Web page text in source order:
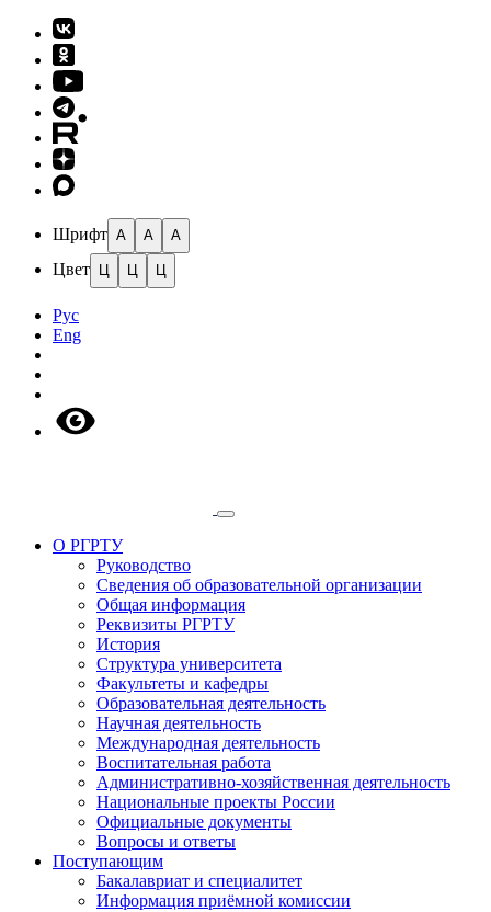
Шрифт A A A
Цвет Ц Ц Ц
Рус
Eng
О РГРТУ
Руководство
Сведения об образовательной организации
Общая информация
Реквизиты РГРТУ
История
Структура университета
Факультеты и кафедры
Образовательная деятельность
Научная деятельность
Международная деятельность
Воспитательная работа
Административно-хозяйственная деятельность
Национальные проекты России
Официальные документы
Вопросы и ответы
Поступающим
Бакалавриат и специалитет
Информация приёмной комиссии